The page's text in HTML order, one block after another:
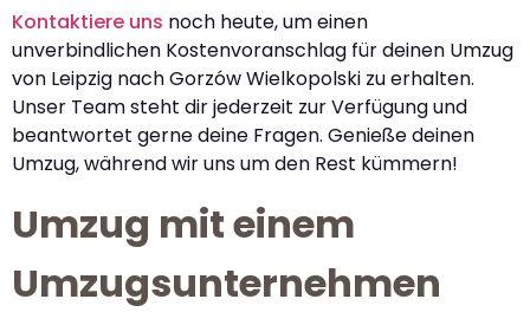
Kontaktiere uns noch heute, um einen
unverbindlichen Kostenvoranschlag für deinen Umzug
von Leipzig nach Gorzów Wielkopolski zu erhalten.
Unser Team steht dir jederzeit zur Verfügung und
beantwortet gerne deine Fragen. Genieße deinen
Umzug, während wir uns um den Rest kümmern!
Umzug mit einem
Umzugsunternehmen